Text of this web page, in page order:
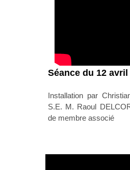
Séance du 12 avril
Installation par
S.E. M. Raoul
de membre associé